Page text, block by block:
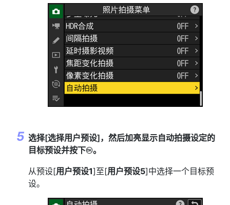
选择[选择用户预设]，然后加亮显示自动拍摄设定的
目标预设并按下J。
从预设[用户预设1]至[用户预设5]中选择一个目标预
设。